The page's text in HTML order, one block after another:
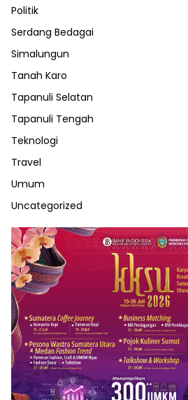
Politik
Serdang Bedagai
Simalungun
Tanah Karo
Tapanuli Selatan
Tapanuli Tengah
Teknologi
Travel
Umum
Uncategorized